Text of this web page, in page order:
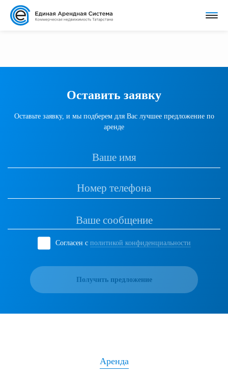
Оставить заявку
Оставьте заявку, и мы подберем для Вас лучшее предложение по
аренде
Согласен с политикой конфиденциальности
Получить предложение
Аренда